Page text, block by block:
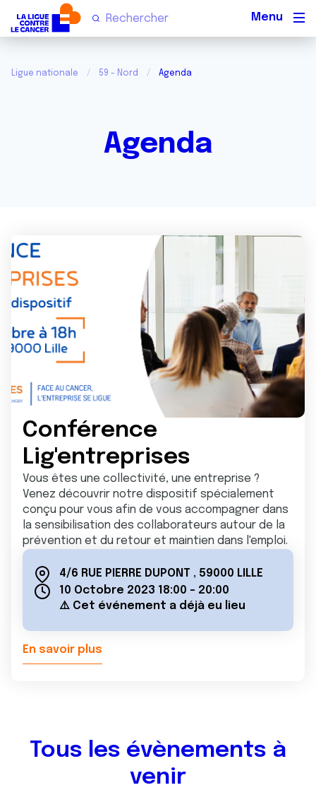
Ligue nationale 59 - Nord Agenda
Agenda
Conférence
Lig'entreprises
Vous êtes une collectivité, une entreprise ?
Venez découvrir notre dispositif spécialement
conçu pour vous afin de vous accompagner dans
la sensibilisation des collaborateurs autour de la
prévention et du retour et maintien dans l'emploi.
4/6 RUE PIERRE DUPONT , 59000 LILLE
10 Octobre 2023 18:00 - 20:00
⚠️ Cet événement a déjà eu lieu
En savoir plus
Tous les évènements à
venir